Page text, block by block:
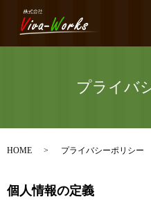
プライバ
HOME プライバシーポリシー
個人情報の定義